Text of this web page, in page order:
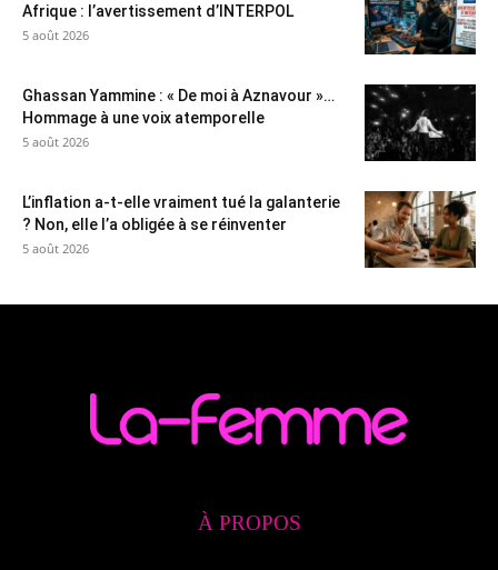
Afrique : l’avertissement d’INTERPOL
5 août 2026
Ghassan Yammine : « De moi à Aznavour »…
Hommage à une voix atemporelle
5 août 2026
L’inflation a-t-elle vraiment tué la galanterie
? Non, elle l’a obligée à se réinventer
5 août 2026
À PROPOS